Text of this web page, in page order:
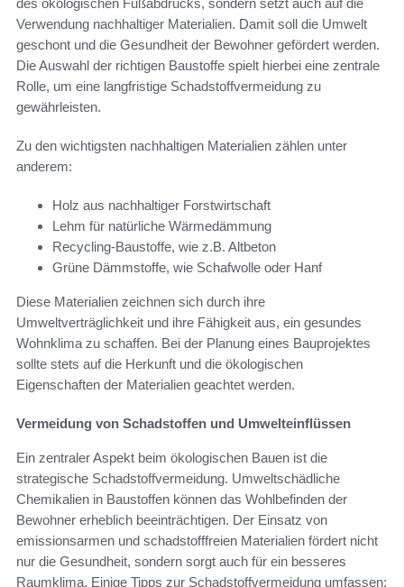
des ökologischen Fußabdrucks, sondern setzt auch auf die
Verwendung nachhaltiger Materialien. Damit soll die Umwelt
geschont und die Gesundheit der Bewohner gefördert werden.
Die Auswahl der richtigen Baustoffe spielt hierbei eine zentrale
Rolle, um eine langfristige Schadstoffvermeidung zu
gewährleisten.
Zu den wichtigsten nachhaltigen Materialien zählen unter
anderem:
Holz aus nachhaltiger Forstwirtschaft
Lehm für natürliche Wärmedämmung
Recycling-Baustoffe, wie z.B. Altbeton
Grüne Dämmstoffe, wie Schafwolle oder Hanf
Diese Materialien zeichnen sich durch ihre
Umweltverträglichkeit und ihre Fähigkeit aus, ein gesundes
Wohnklima zu schaffen. Bei der Planung eines Bauprojektes
sollte stets auf die Herkunft und die ökologischen
Eigenschaften der Materialien geachtet werden.
Vermeidung von Schadstoffen und Umwelteinflüssen
Ein zentraler Aspekt beim ökologischen Bauen ist die
strategische Schadstoffvermeidung. Umweltschädliche
Chemikalien in Baustoffen können das Wohlbefinden der
Bewohner erheblich beeinträchtigen. Der Einsatz von
emissionsarmen und schadstofffreien Materialien fördert nicht
nur die Gesundheit, sondern sorgt auch für ein besseres
Raumklima. Einige Tipps zur Schadstoffvermeidung umfassen: